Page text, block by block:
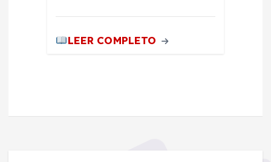
LEER COMPLETO